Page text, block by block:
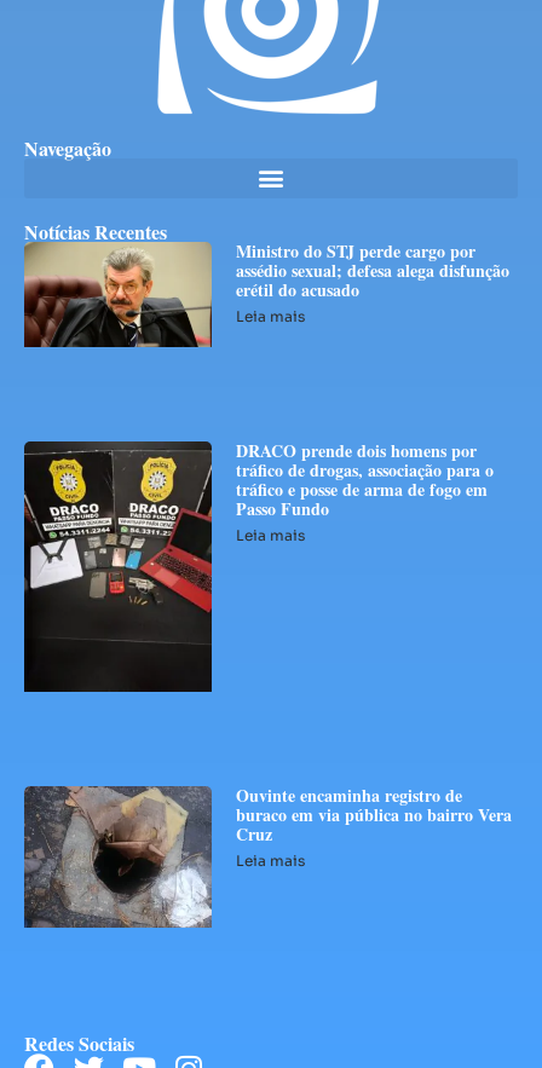
Navegação
Notícias Recentes
Ministro do STJ perde cargo por
assédio sexual; defesa alega disfunção
erétil do acusado
Leia mais
DRACO prende dois homens por
tráfico de drogas, associação para o
tráfico e posse de arma de fogo em
Passo Fundo
Leia mais
Ouvinte encaminha registro de
buraco em via pública no bairro Vera
Cruz
Leia mais
Redes Sociais